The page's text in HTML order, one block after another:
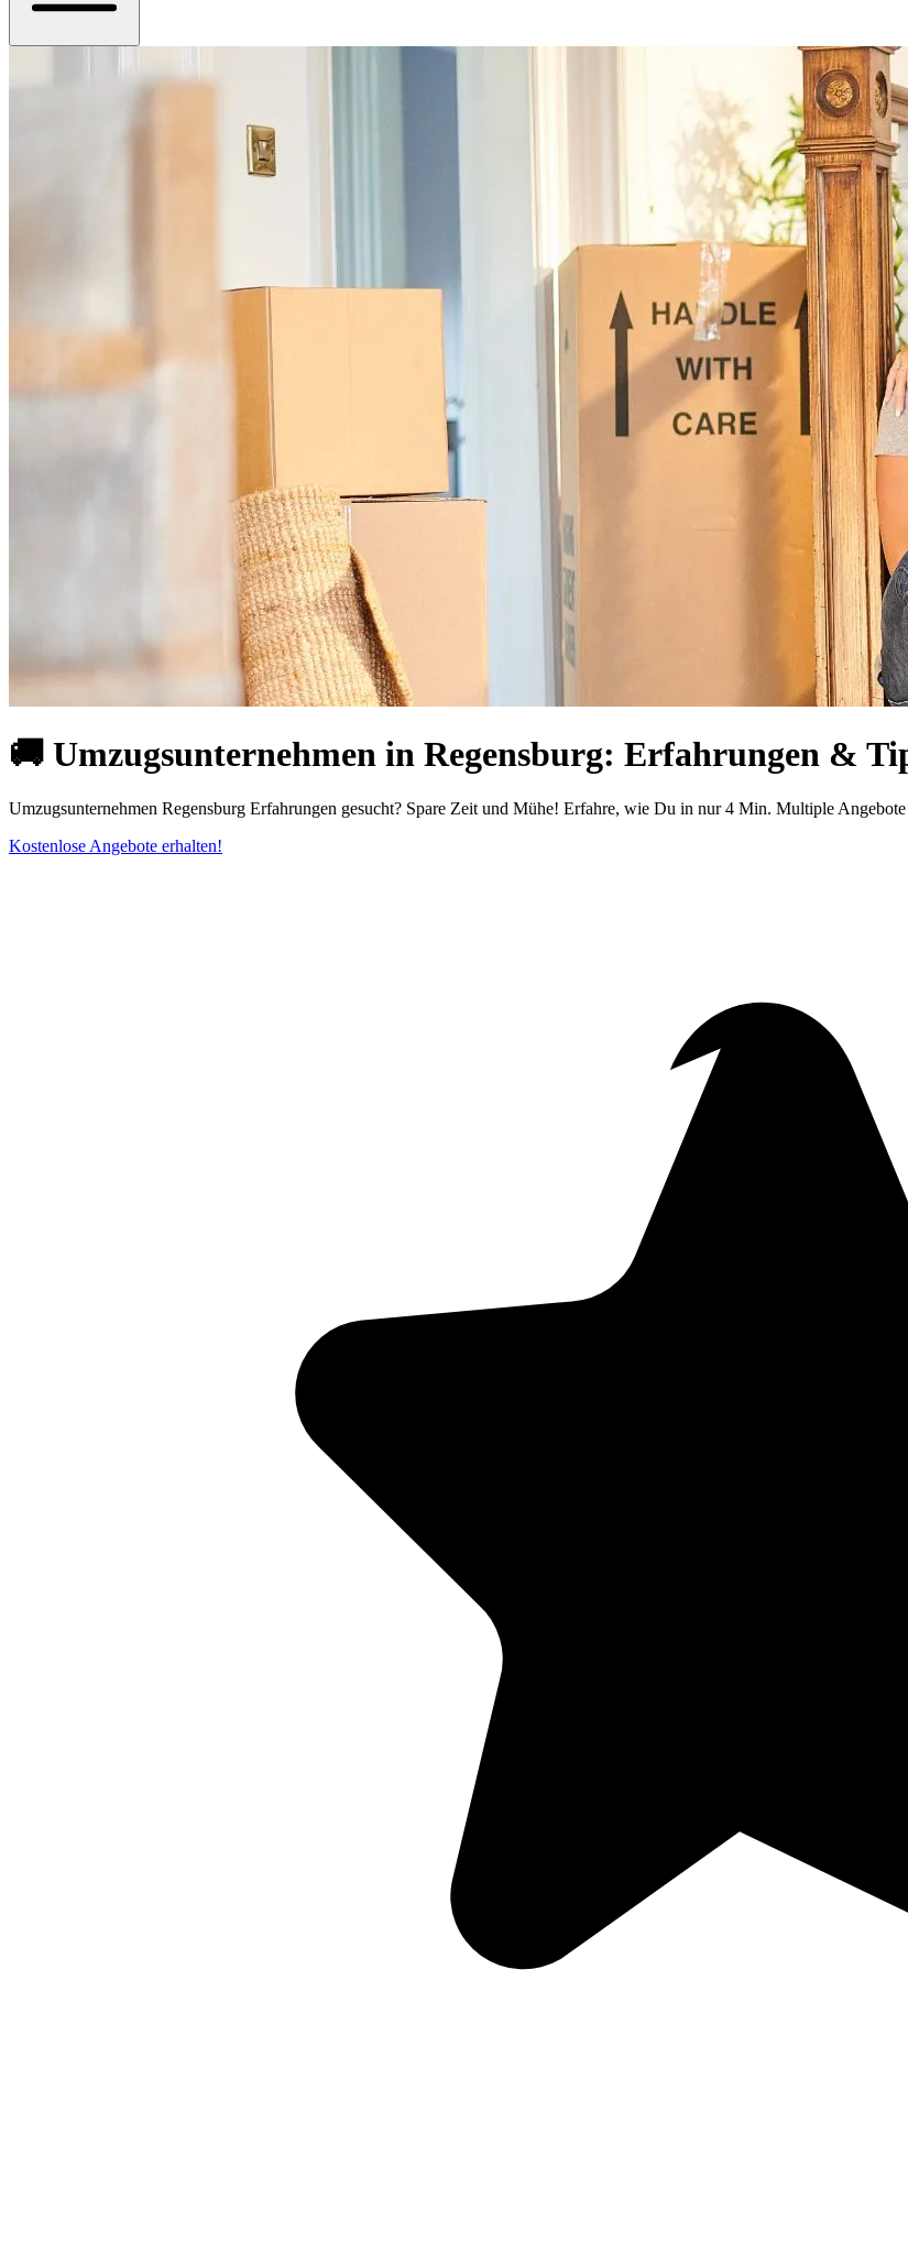
🚚 Umzugsunternehmen in Regensburg: Erfahrungen &
Umzugsunternehmen Regensburg Erfahrungen gesucht? Spare Zeit und Mühe! Erfahre, wie Du in nur 4 Min. Multiple
Kostenlose Angebote erhalten!